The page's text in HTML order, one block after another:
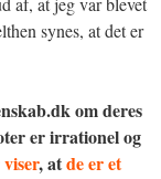
synes, at det er
om deres
er irrationel og
, atde er et